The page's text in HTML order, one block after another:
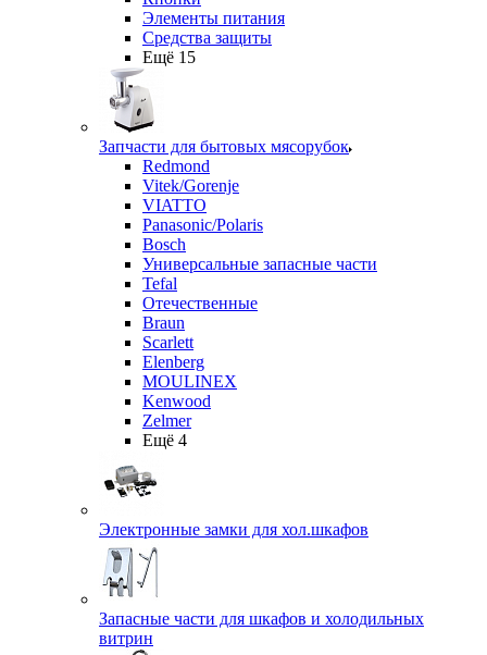
Элементы питания
Средства защиты
Ещё 15
Запчасти для бытовых мясорубок
Redmond
Vitek/Gorenje
VIATTO
Panasonic/Polaris
Bosch
Универсальные запасные части
Tefal
Отечественные
Braun
Scarlett
Elenberg
MOULINEX
Kenwood
Zelmer
Ещё 4
Электронные замки для хол.шкафов
Запасные части для шкафов и холодильных
витрин